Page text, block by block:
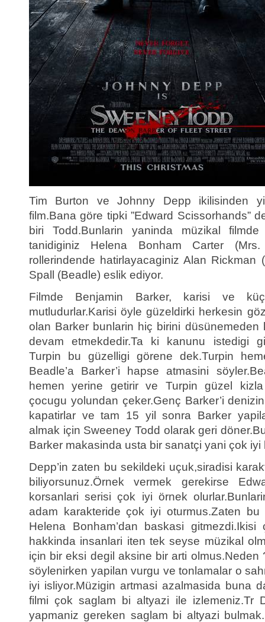
Tim Burton ve Johnny Depp ikilisinden
film.Bana göre tipki ”Edward Scissorhands”
biri Todd.Bunlarin yaninda müzikal
tanidiginiz Helena Bonham Carter (Mrs.
rollerindende hatirlayacaginiz Alan Rickman
Spall (Beadle) eslik ediyor.
Filmde Benjamin Barker, karisi ve
mutludurlar.Karisi öyle güzeldirki herkesin
olan Barker bunlarin hiç birini
devam etmekdedir.Ta ki kanunu istedigi
Turpin bu güzelligi görene dek.Turpin
Beadle’a Barker’i hapse atmasini
hemen yerine getirir ve Turpin güzel
çocugu yolundan çeker.Genç Barker’i
kapatirlar ve tam 15 yil sonra Barker
almak için Sweeney Todd olarak geri
Barker makasinda usta bir sanatçi yani çok
Depp’in zaten bu sekildeki uçuk,siradisi
biliyorsunuz.Örnek vermek gerekirse
korsanlari serisi çok iyi örnek
adam karakteride çok iyi oturmus.Zaten
Helena Bonham’dan baskasi
hakkinda insanlari iten tek seyse müzikal
için bir eksi degil aksine bir arti
söylenirken yapilan vurgu ve tonlamalar o
iyi isliyor.Müzigin artmasi azalmasida buna
filmi çok saglam bi altyazi ile izlemeniz.Tr
yapmaniz gereken saglam bi altyazi